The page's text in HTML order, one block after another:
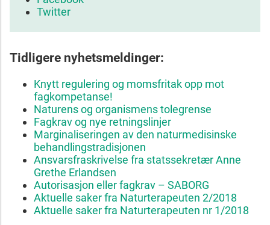
Twitter
Tidligere nyhetsmeldinger:
Knytt regulering og momsfritak opp mot
fagkompetanse!
Naturens og organismens tolegrense
Fagkrav og nye retningslinjer
Marginaliseringen av den naturmedisinske
behandlingstradisjonen
Ansvarsfraskrivelse fra statssekretær Anne
Grethe Erlandsen
Autorisasjon eller fagkrav – SABORG
Aktuelle saker fra Naturterapeuten 2/2018
Aktuelle saker fra Naturterapeuten nr 1/2018